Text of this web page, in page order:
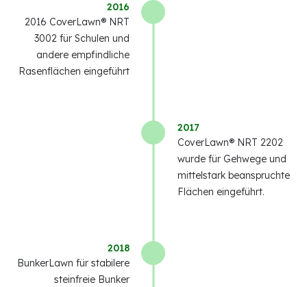
2016
2016 CoverLawn® NRT
3002 für Schulen und
andere empfindliche
Rasenflächen eingeführt
2017
CoverLawn® NRT 2202
wurde für Gehwege und
mittelstark beanspruchte
Flächen eingeführt.
2018
BunkerLawn für stabilere
steinfreie Bunker